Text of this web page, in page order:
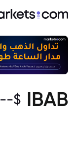
IBAB
$
--